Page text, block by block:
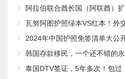
阿拉伯联合酋长国（阿联酋）扩大
瓦努阿图护照绿本VS红本！外
2024年中国护照免签清单大公
韩国存款移民，一个还不错的
泰国DTV签证，5年多次！包过